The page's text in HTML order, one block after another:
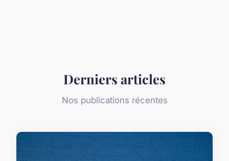
Derniers articles
Nos publications récentes